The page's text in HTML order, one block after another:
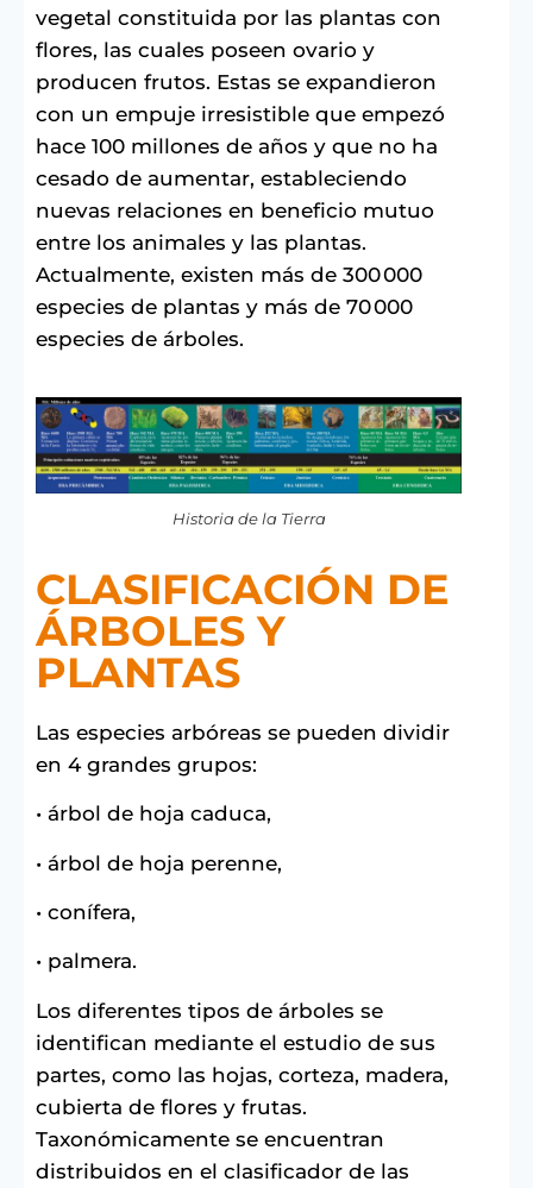
vegetal constituida por las plantas con
flores, las cuales poseen ovario y
producen frutos. Estas se expandieron
con un empuje irresistible que empezó
hace 100 millones de años y que no ha
cesado de aumentar, estableciendo
nuevas relaciones en beneficio mutuo
entre los animales y las plantas.
Actualmente, existen más de 300 000
especies de plantas y más de 70 000
especies de árboles.
Historia de la Tierra
CLASIFICACIÓN DE
ÁRBOLES Y
PLANTAS
Las especies arbóreas se pueden dividir
en 4 grandes grupos:
• árbol de hoja caduca,
• árbol de hoja perenne,
• conífera,
• palmera.
Los diferentes tipos de árboles se
identifican mediante el estudio de sus
partes, como las hojas, corteza, madera,
cubierta de flores y frutas.
Taxonómicamente se encuentran
distribuidos en el clasificador de las